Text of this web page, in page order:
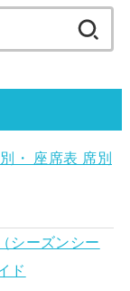
・ 座席表 席別
シーズンシー
ド